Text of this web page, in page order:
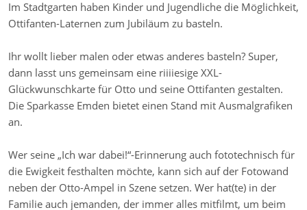
Im Stadtgarten haben Kinder und Jugendliche die Möglichkeit,
Ottifanten-Laternen zum Jubiläum zu basteln.
Ihr wollt lieber malen oder etwas anderes basteln? Super,
dann lasst uns gemeinsam eine riiiiesige XXL-
Glückwunschkarte für Otto und seine Ottifanten gestalten.
Die Sparkasse Emden bietet einen Stand mit Ausmalgrafiken
an.
Wer seine „Ich war dabei!“-Erinnerung auch fototechnisch für
die Ewigkeit festhalten möchte, kann sich auf der Fotowand
neben der Otto-Ampel in Szene setzen. Wer hat(te) in der
Familie auch jemanden, der immer alles mitfilmt, um beim